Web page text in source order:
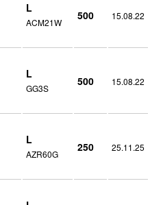
L
ACM21W
500 15.08.22
L
GG3S
500 15.08.22
L
AZR60G
250 25.11.25